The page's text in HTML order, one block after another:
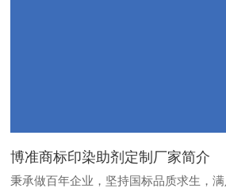
博准商标印染助剂定制厂家简介
秉承做百年企业，坚持国标品质求生，